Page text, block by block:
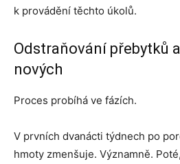
k provádění těchto úkolů.
Odstraňování přebytků
nových
Proces probíhá ve fázích.
V prvních dvanácti týdnech po
hmoty zmenšuje. Významně.